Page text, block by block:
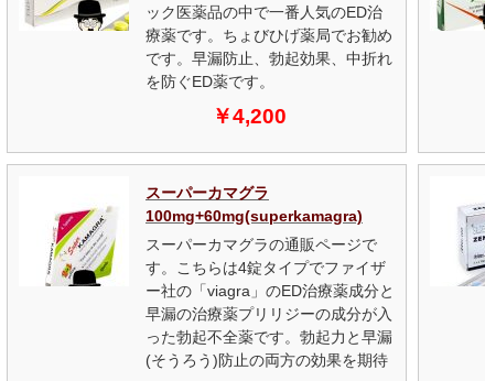
ック医薬品の中で一番人気のED治
療薬です。ちょびひげ薬局でお勧め
です。早漏防止、勃起効果、中折れ
を防ぐED薬です。
￥4,200
スーパーカマグラ
100mg+60mg(superkamagra)
スーパーカマグラの通販ページで
す。こちらは4錠タイプでファイザ
ー社の「viagra」のED治療薬成分と
早漏の治療薬プリリジーの成分が入
った勃起不全薬です。勃起力と早漏
(そうろう)防止の両方の効果を期待